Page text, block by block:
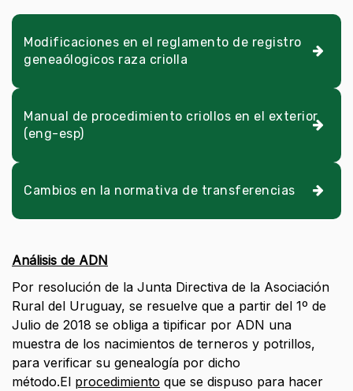
Modificaciones en el reglamento de registro
geneaólogicos raza criolla
Manual de procedimiento criollos en el exterior
(eng-esp)
Cambios en la normativa de transferencias
Análisis de ADN
Por resolución de la Junta Directiva de la Asociación
Rural del Uruguay, se resuelve que a partir del 1º de
Julio de 2018 se obliga a tipificar por ADN una
muestra de los nacimientos de terneros y potrillos,
para verificar su genealogía por dicho
método.El procedimiento que se dispuso para hacer